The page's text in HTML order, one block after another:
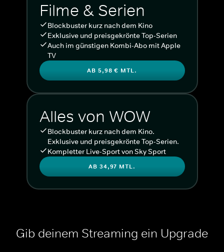
Filme & Serien
Blockbuster kurz nach dem Kino
Exklusive und preisgekrönte Top-Serien
Auch im günstigen Kombi-Abo mit Apple
TV
AB 5,98 € MTL.
Alles von WOW
Blockbuster kurz nach dem Kino.
Exklusive und preisgekrönte Top-Serien.
Kompletter Live-Sport von Sky Sport
AB 34,97 MTL.
Gib deinem Streaming ein Upgrade